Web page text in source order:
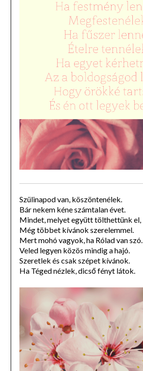
Szülinapod van, köszöntenélek.
Bár nekem kéne számtalan évet.
Mindet, melyet együtt tölthettünk el,
Még többet kívánok szerelemmel.
Mert mohó vagyok, ha Rólad van szó.
Veled legyen közös mindig a hajó.
Szeretlek és csak szépet kívánok.
Ha Téged nézlek, dicső fényt látok.